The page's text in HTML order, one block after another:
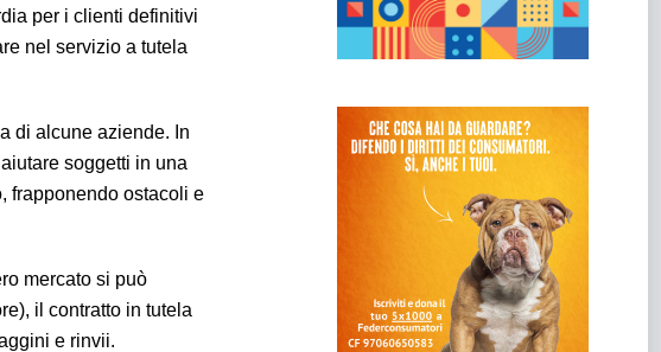
per i clienti definitivi
nel servizio a tutela
di alcune aziende. In
soggetti in una
frapponendo ostacoli e
mercato si può
il contratto in tutela
e rinvii.